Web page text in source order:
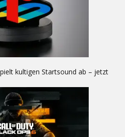
kultigen Startsound ab – jetzt